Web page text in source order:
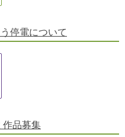
停電について
作品募集